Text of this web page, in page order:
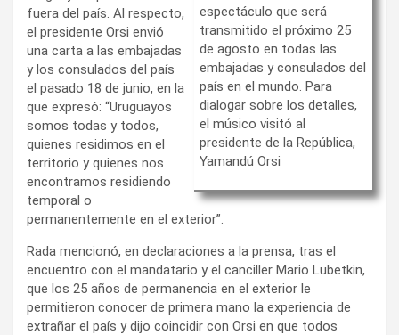
espectáculo que será
transmitido el próximo 25
de agosto en todas las
embajadas y consulados del
país en el mundo. Para
dialogar sobre los detalles,
el músico visitó al
presidente de la República,
Yamandú Orsi
fuera del país. Al respecto,
el presidente Orsi envió
una carta a las embajadas
y los consulados del país
el pasado 18 de junio, en la
que expresó: “Uruguayos
somos todas y todos,
quienes residimos en el
territorio y quienes nos
encontramos residiendo
temporal o
permanentemente en el exterior”.
Rada mencionó, en declaraciones a la prensa, tras el
encuentro con el mandatario y el canciller Mario Lubetkin,
que los 25 años de permanencia en el exterior le
permitieron conocer de primera mano la experiencia de
extrañar el país y dijo coincidir con Orsi en que todos